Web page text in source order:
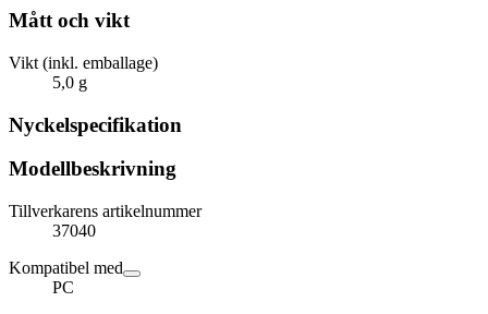
Mått och vikt
Vikt (inkl. emballage)
5,0 g
Nyckelspecifikation
Modellbeskrivning
Tillverkarens artikelnummer
37040
Kompatibel med
PC